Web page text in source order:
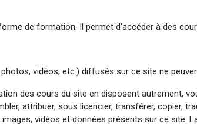
de formation. Il permet d’accéder à des
vidéos, etc.) diffusés sur ce site ne
des cours du site en disposent autrement,
attribuer, sous licencier, transférer, copier,
vidéos et données présents sur ce site.